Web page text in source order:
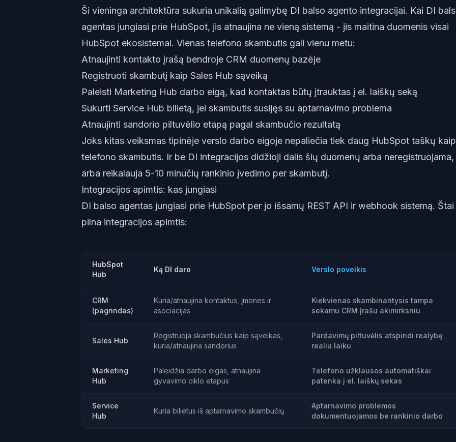
Ši vieninga architektūra sukuria unikalią galimybę DI balso agento integracijai. Kai DI
agentas jungiasi prie HubSpot, jis atnaujina ne vieną sistemą - jis maitina duomenis visai
HubSpot ekosistemai. Vienas telefono skambutis gali vienu metu:
Atnaujinti kontakto įrašą bendroje CRM duomenų bazėje
Registruoti skambutį kaip Sales Hub sąveiką
Paleisti Marketing Hub darbo eigą, kad kontaktas būtų įtrauktas į el. laiškų seką
Sukurti Service Hub bilietą, jei skambutis susijęs su aptarnavimo problema
Atnaujinti sandorio piltuvėlio etapą pagal skambučio rezultatą
Joks kitas veiksmas tipinėje verslo darbo eigoje nepaliečia tiek daug HubSpot taškų kaip
telefono skambutis. Ir be DI integracijos didžioji dalis šių duomenų arba neregistruojama,
arba reikalauja 5-10 minučių rankinio įvedimo per skambutį.
Integracijos apimtis: kas jungiasi
DI balso agentas jungiasi prie HubSpot per jo išsamų REST API ir webhook sistemą. Štai
pilna integracijos apimtis:
HubSpot
Hub
Ką DI daro Verslo poveikis
CRM
(pagrindas)
Kuria/atnaujina kontaktus, įmones ir
asociacijas
Kiekvienas skambinantysis tampa
sekamu CRM įrašu akimirksniu
Sales Hub
Registruoja skambučius kaip sąveikas,
kuria/atnaujina sandorius
Pardavimų piltuvėlis atspindi realybę
realiu laiku
Marketing
Hub
Paleidžia darbo eigas, atnaujina
gyvavimo ciklo etapus
Telefono užklausos automatiškai
patenka į el. laiškų sekas
Service
Hub
Kuria bilietus iš aptarnavimo skambučių
Aptarnavimo problemos
dokumentuojamos be rankinio darbo